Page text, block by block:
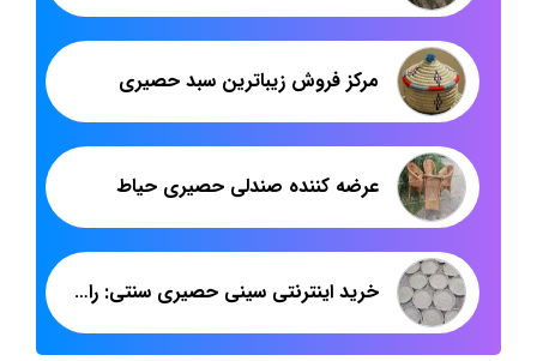
مرکز فروش زیباترین سبد حصیری
عرضه کننده صندلی حصیری حیاط
خرید اینترنتی سینی حصیری سنتی: راهنمای جامع از برند هدیکا